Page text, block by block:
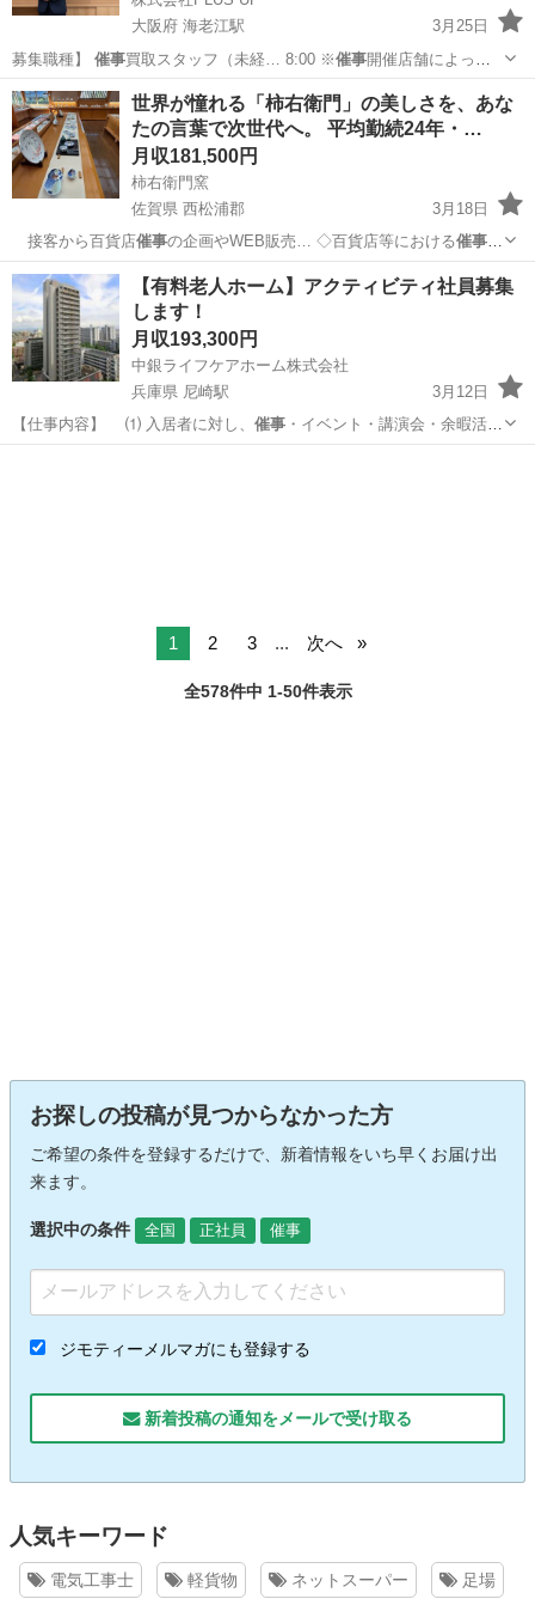
大阪府 海老江駅
3月25日
募集職種】 催事 買取スタッフ（未経… 8:00 ※催事開催店舗によって
は…
大阪 大阪市 海老江駅 営業 未経験
世界が憧れる「柿右衛門」の美しさを、あな
たの言葉で次世代へ。 平均勤続24年・…
月収181,500円
柿右衛門窯
佐賀県 西松浦郡
3月18日
接客から百貨店催事の企画やWEB販売… ◇百貨店等における催事の
企画および販売 …
佐賀 西松浦郡 販売
【有料老人ホーム】アクティビティ社員募集
します！
月収193,300円
中銀ライフケアホーム株式会社
兵庫県 尼崎駅
3月12日
【仕事内容】 ⑴ 入居者に対し、 催事・イベント・講演会・余暇活動
サービスの…
1 2 3 ... 次へ
全578件中 1-50件表示
お探しの投稿が見つからなかった方
ご希望の条件を登録するだけで、新着情報をいち早くお届け出
来ます。
選択中の条件 全国 正社員 催事
ジモティーメルマガにも登録する
新着投稿の通知をメールで受け取る
人気キーワード
電気工事士 軽貨物 ネットスーパー 足場